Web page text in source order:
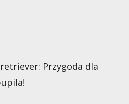
Przygoda dla